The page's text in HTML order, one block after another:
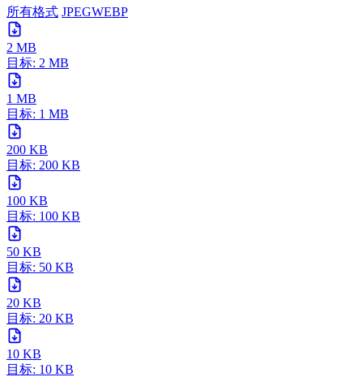
所有格式 JPEGWEBP
2 MB
目标: 2 MB
1 MB
目标: 1 MB
200 KB
目标: 200 KB
100 KB
目标: 100 KB
50 KB
目标: 50 KB
20 KB
目标: 20 KB
10 KB
目标: 10 KB